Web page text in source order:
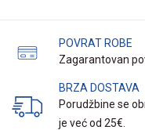
POVRAT ROBE
Zagarantovan
BRZA DOSTAVA
Porudžbine se
je već od 25€.